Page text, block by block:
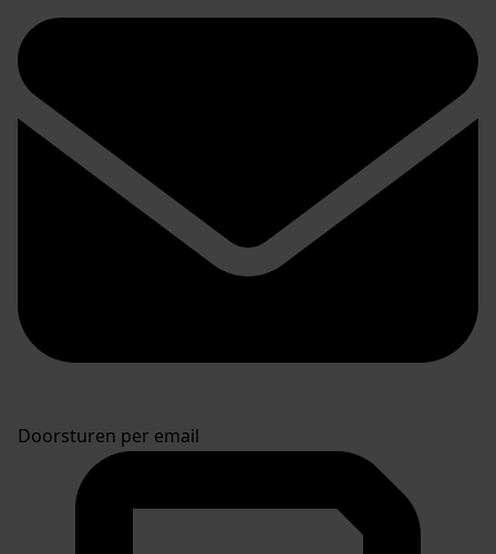
Doorsturen per email